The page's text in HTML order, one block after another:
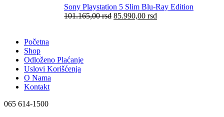
Sony Playstation 5 Slim Blu-Ray Edition
101.165,00rsd 85.990,00 rsd
Početna
Shop
Odloženo Plaćanje
Uslovi Korišćenja
O Nama
Kontakt
065 614-1500